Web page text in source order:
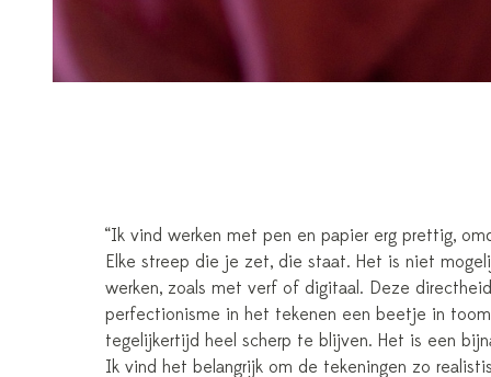
“Ik vind werken met pen en papier erg prettig,
Elke streep die je zet, die staat. Het is niet
werken, zoals met verf of digitaal. Deze
perfectionisme in het tekenen een beetje in
tegelijkertijd heel scherp te blijven. Het is een
Ik vind het belangrijk om de tekeningen zo